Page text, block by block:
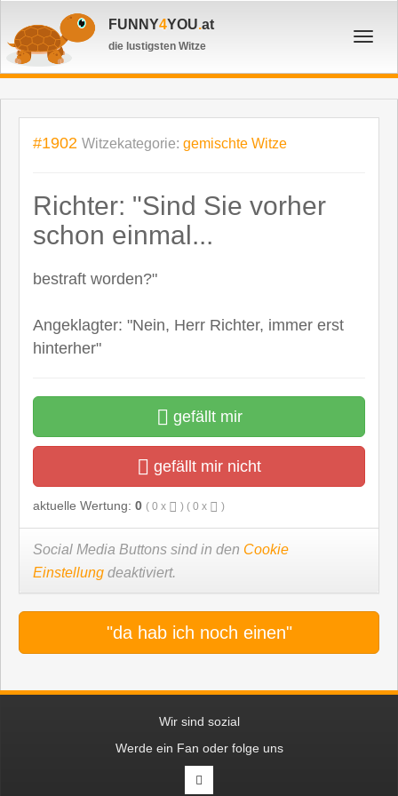
FUNNY4YOU.at
die lustigsten Witze
#1902 Witzekategorie: gemischte Witze
Richter: "Sind Sie vorher
schon einmal...
bestraft worden?"
Angeklagter: "Nein, Herr Richter, immer erst
hinterher"
gefällt mir
gefällt mir nicht
aktuelle Wertung: 0 ( 0 x ) ( 0 x )
Social Media Buttons sind in den Cookie
Einstellung deaktiviert.
"da hab ich noch einen"
Wir sind sozial
Werde ein Fan oder folge uns